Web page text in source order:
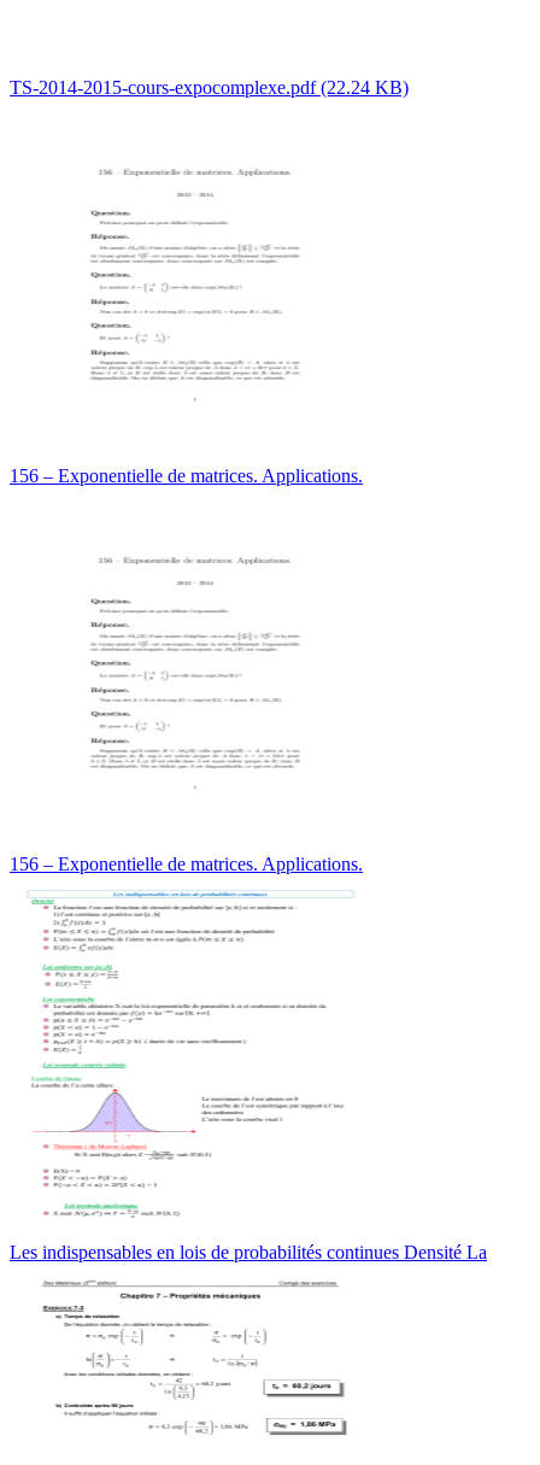
TS-2014-2015-cours-expocomplexe.pdf (22.24 KB)
156 – Exponentielle de matrices. Applications.
156 – Exponentielle de matrices. Applications.
Les indispensables en lois de probabilités continues Densité La